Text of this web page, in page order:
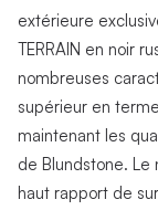
extérieure
TERRAIN en noir
nombreuses
supérieur en
maintenant les
de Blundstone. Le
haut rapport de